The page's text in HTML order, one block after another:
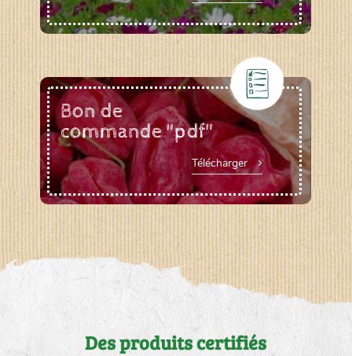
Bon de
commande "pdf"
Télécharger
Des produits certifiés